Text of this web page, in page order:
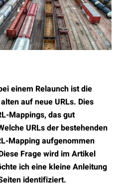
einem Relaunch ist die
auf neue URLs. Dies
Mappings, das gut
URLs der bestehenden
Mapping aufgenommen
Frage wird im Artikel
ich eine kleine Anleitung
identifiziert.